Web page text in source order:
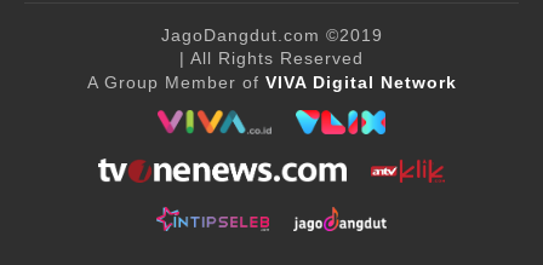
JagoDangdut.com ©2019
| All Rights Reserved
A Group Member of VIVA Digital Network